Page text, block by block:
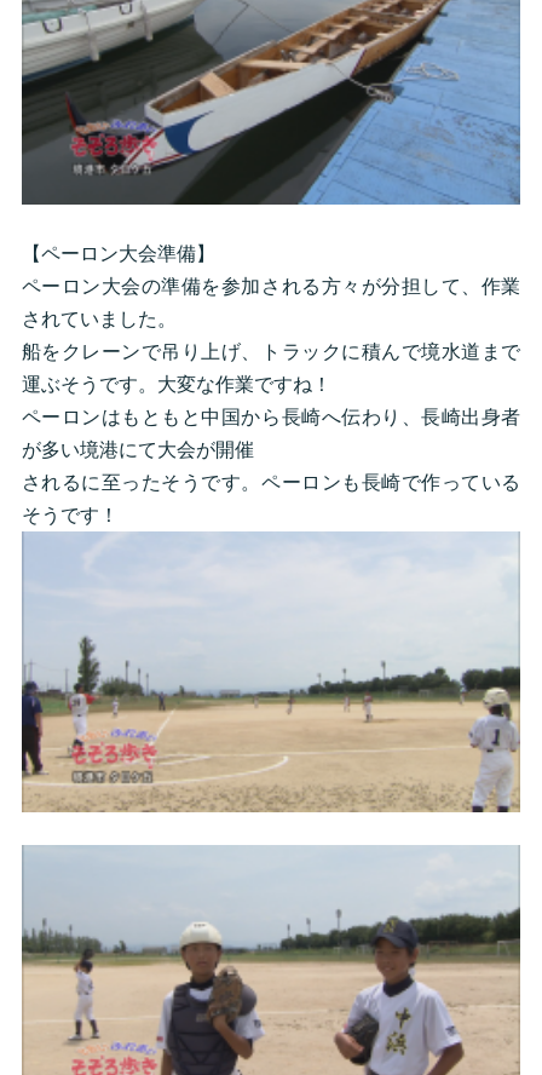
【ペーロン大会準備】
ペーロン大会の準備を参加される方々が分担して、作業
されていました。
船をクレーンで吊り上げ、トラックに積んで境水道まで
運ぶそうです。大変な作業ですね！
ペーロンはもともと中国から長崎へ伝わり、長崎出身者
が多い境港にて大会が開催
されるに至ったそうです。ペーロンも長崎で作っている
そうです！